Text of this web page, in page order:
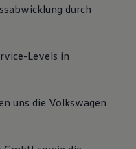
durch
Levels in
uns die Volkswagen